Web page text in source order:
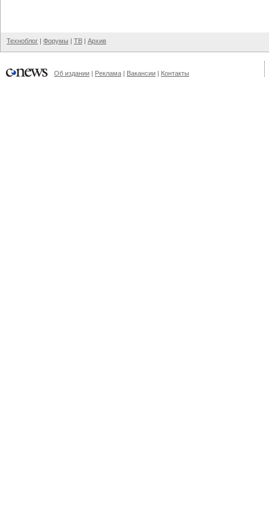
Техноблог | Форумы | ТВ | Архив
Об издании | Реклама | Вакансии | Контакты